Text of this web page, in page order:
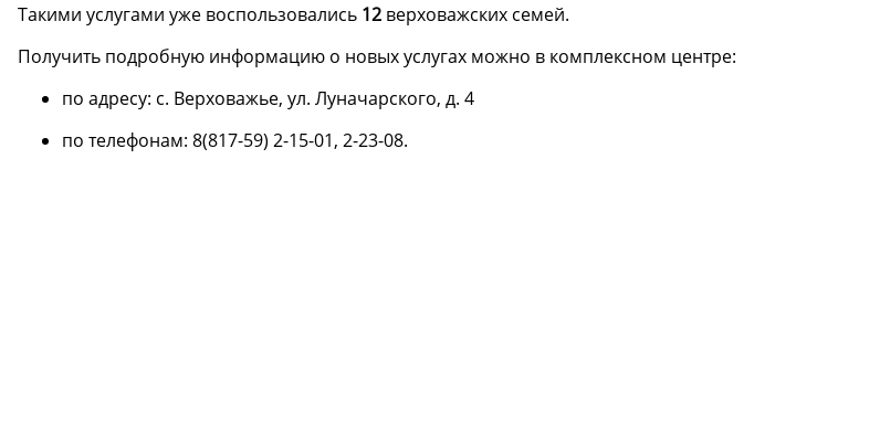
Такими услугами уже воспользовались 12 верховажских семей.
Получить подробную информацию о новых услугах можно в комплексном центре:
по адресу: с. Верховажье, ул. Луначарского, д. 4
по телефонам: 8(817-59) 2-15-01, 2-23-08.